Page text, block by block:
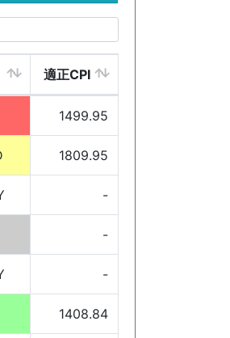
適正CPI
1499.95
1809.95
-
-
-
1408.84